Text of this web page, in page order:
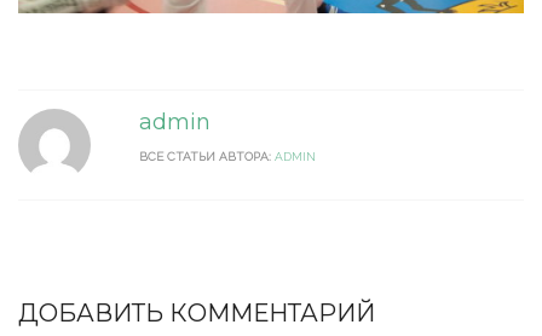
admin
ВСЕ СТАТЬИ АВТОРА: ADMIN
ДОБАВИТЬ КОММЕНТАРИЙ